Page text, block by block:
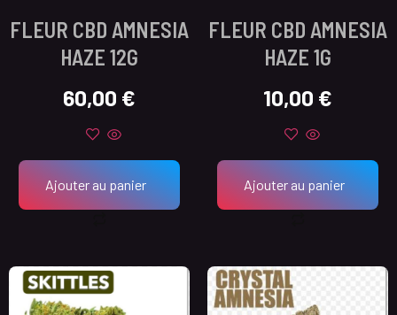
FLEUR CBD AMNESIA
HAZE 12G
60,00 €
Ajouter au panier
FLEUR CBD AMNESIA
HAZE 1G
10,00 €
Ajouter au panier